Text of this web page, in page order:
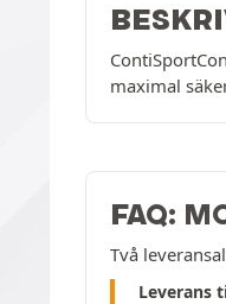
maximal
FAQ:
Två
Leverans